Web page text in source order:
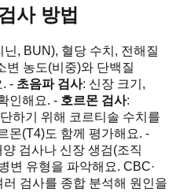
사 방법
, BUN), 혈당 수치, 전해질
변 농도(비중)와 단백질
. - 초음파 검사: 신장 크기,
인해요. - 호르몬 검사:
하기 위해 코르티솔 수치를
몬(T4)도 함께 평가해요. -
검사나 신장 생검(조직
변 유형을 파악해요. CBC·
검사를 종합 분석해 원인을